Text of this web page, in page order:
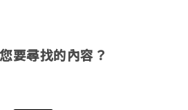
要尋找的內容？